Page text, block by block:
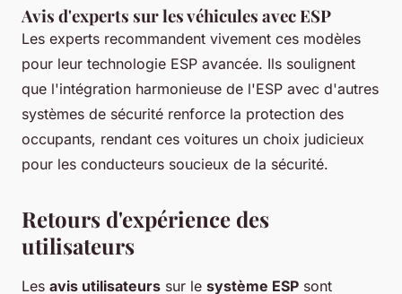
Avis d'experts sur les véhicules avec ESP
Les experts recommandent vivement ces modèles
pour leur technologie ESP avancée. Ils soulignent
que l'intégration harmonieuse de l'ESP avec d'autres
systèmes de sécurité renforce la protection des
occupants, rendant ces voitures un choix judicieux
pour les conducteurs soucieux de la sécurité.
Retours d'expérience des
utilisateurs
Les avis utilisateurs sur le système ESP sont